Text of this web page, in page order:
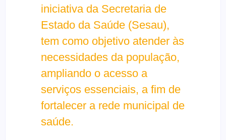
iniciativa da Secretaria de
Estado da Saúde (Sesau),
tem como objetivo atender às
necessidades da população,
ampliando o acesso a
serviços essenciais, a fim de
fortalecer a rede municipal de
saúde.